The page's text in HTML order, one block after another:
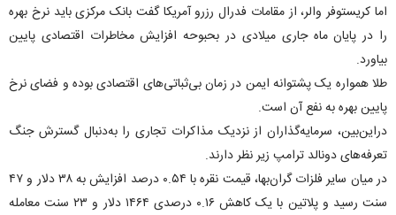
اما کریستوفر والر، از مقامات فدرال رزرو آمریکا گفت بانک مرکزی باید نرخ بهره
را در پایان ماه جاری میلادی در بحبوحه افزایش مخاطرات اقتصادی پایین
بیاورد.
طلا همواره یک پشتوانه ایمن در زمان بی‌ثباتی‌های اقتصادی بوده و فضای نرخ
پایین بهره به نفع آن است.
دراین‌بین، سرمایه‌گذاران از نزدیک مذاکرات تجاری را به‌دنبال گسترش جنگ
تعرفه‌های دونالد ترامپ زیر نظر دارند.
در میان سایر فلزات گران‌بها، قیمت نقره با ۰.۵۴ درصد افزایش به ۳۸ دلار و ۴۷
سنت رسید و پلاتین با یک کاهش ۰.۱۶ درصدی ۱۴۶۴ دلار و ۲۳ سنت معامله